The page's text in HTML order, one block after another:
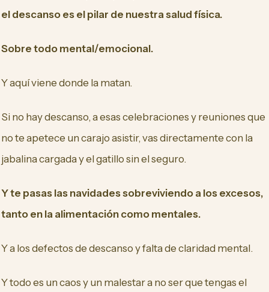
el descanso es el pilar de nuestra salud física.
Sobre todo mental/emocional.
Y aquí viene donde la matan.
Si no hay descanso, a esas celebraciones y reuniones que
no te apetece un carajo asistir, vas directamente con la
jabalina cargada y el gatillo sin el seguro.
Y te pasas las navidades sobreviviendo a los excesos,
tanto en la alimentación como mentales.
Y a los defectos de descanso y falta de claridad mental.
Y todo es un caos y un malestar a no ser que tengas el